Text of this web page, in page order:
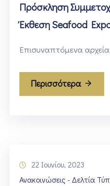
Πρόσκληση
Έκθεση Seafood
Επισυναπτόμενα
Περισσότερα
22 Ιουνίου, 2023
Ανακοινώσεις - Δελτία